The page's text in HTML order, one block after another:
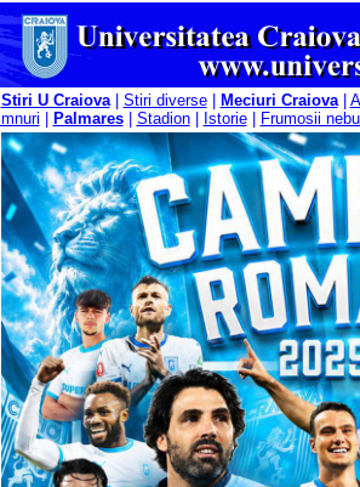
Stiri U Craiova| Stiri diverse| Meciuri Craiova|
Imnuri Palmares| Stadion| Istorie| Frumosii